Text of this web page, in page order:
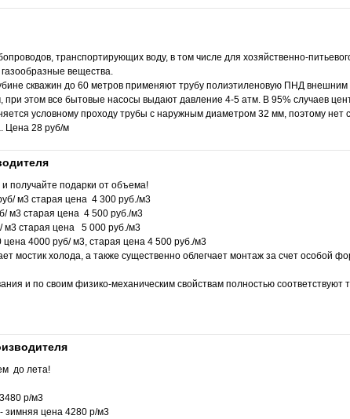
транспортирующих воду, в том числе для хозяйственно-
вещества.
скважин до 60 метров применяют трубу полиэтиленовую ПНД
при этом все бытовые насосы выдают давление 4-5 атм. В 95% случаев
условному проходу трубы с наружным диаметром 32 мм, поэтому нет
Цена 28 руб/м
получайте подарки от объема!
м3 старая цена 4 300 руб./м3
м3 старая цена 4 500 руб./м3
старая цена 5 000 руб./м3
4000 руб/ м3, старая цена 4 500 руб./м3
мостик холода, а также существенно облегчает монтаж за счет особой
и по своим физико-механическим свойствам полностью
до лета!
р/м3
цена 4280 р/м3